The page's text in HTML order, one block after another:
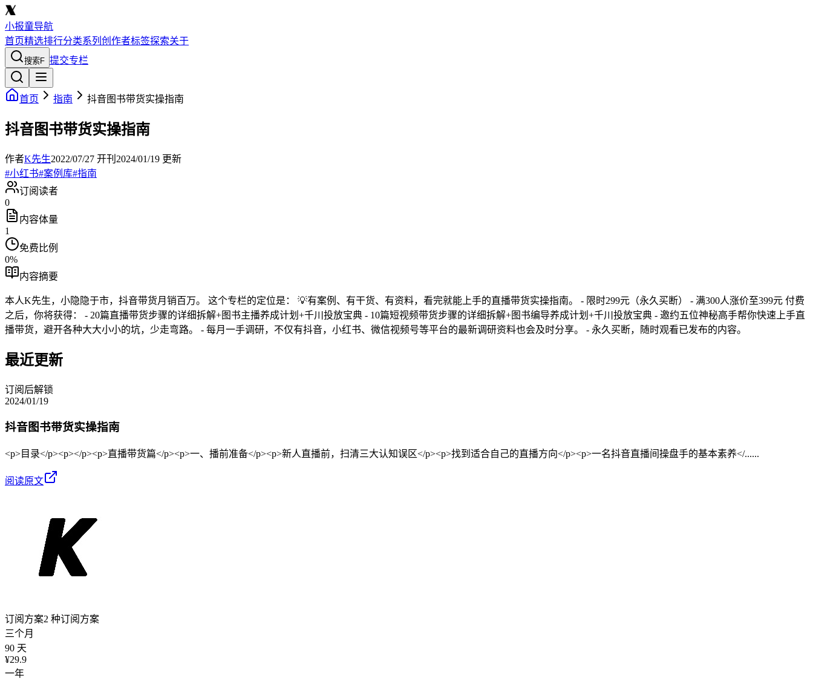
小报童导航
首页精选排行分类系列 创作者标签探索关于
搜索F 提交专栏
首页 指南 抖音图书带货实操指南
抖音图书带货实操指南
作者K先生2022/07/27 开刊 2024/01/19 更新
#小红书#案例库#指南
订阅读者
0
内容体量
1
免费比例
0%
内容摘要
本人K先生，小隐隐于市，抖音带货月销百万。 这个专栏的定位是： 💡有案例、有干货、有资料，看完就能上手的直播带货实操指南。 - 限时299元（永久买断） - 满300人涨价至399元 付费
之后，你将获得： - 20篇直播带货步骤的详细拆解+图书主播养成计划+千川投放宝典 - 10篇短视频带货步骤的详细拆解+图书编导养成计划+千川投放宝典 - 邀约五位神秘高手帮你快速上手直
播带货，避开各种大大小小的坑，少走弯路。 - 每月一手调研，不仅有抖音，小红书、微信视频号等平台的最新调研资料也会及时分享。 - 永久买断，随时观看已发布的内容。
最近更新
订阅后解锁
2024/01/19
抖音图书带货实操指南
<p>目录</p><p></p><p>直播带货篇</p><p>一、播前准备</p><p>新人直播前，扫清三大认知误区</p><p>找到适合自己的直播方向</p><p>一名抖音直播间操盘手的基本素养</......
阅读原文
订阅方案2 种订阅方案
三个月
90 天
¥29.9
一年